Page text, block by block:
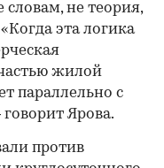
словам, не теория,
эта логика
жилой
параллельно с
Ярова.
против